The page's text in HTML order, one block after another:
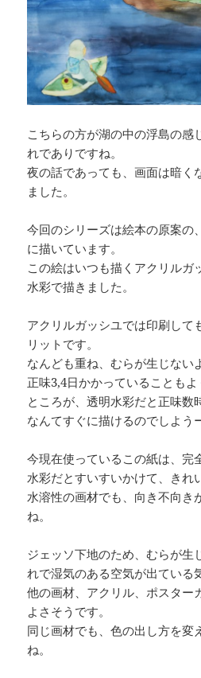
こちらの方が湖の中の浮島の感
れでありですね。
夜の話であっても、画面は暗く
ました。
今回のシリーズは絵本の原案の
に描いています。
この絵はいつも描くアクリルガ
水彩で描きました。
アクリルガッシユでは印刷して
リットです。
なんども重ね、むらが生じない
正味3,4日かかっていることもよ
ところが、透明水彩だと正味数
なんてすぐに描けるのでしよう
今現在使っているこの紙は、完
水彩だとすいすいかけて、きれ
水溶性の画材でも、向き不向き
ね。
ジェッソ下地のため、むらが生
れで湿気のある空気が出ている
他の画材、アクリル、ポスター
よさそうです。
同じ画材でも、色の出し方を変
ね。